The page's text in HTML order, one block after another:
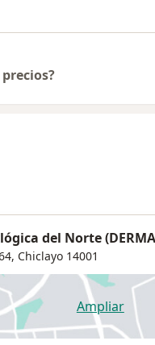
del Norte
Chiclayo 14001
Ampliar
se abre